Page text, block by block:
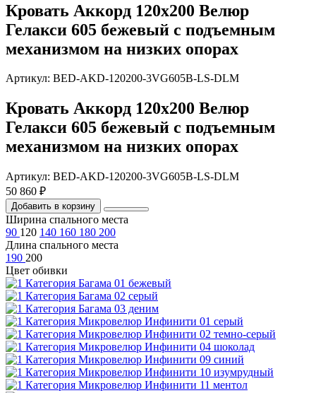
Кровать Аккорд 120х200 Велюр
Гелакси 605 бежевый с подъемным
механизмом на низких опорах
Артикул: BED-AKD-120200-3VG605B-LS-DLM
Кровать Аккорд 120х200 Велюр
Гелакси 605 бежевый с подъемным
механизмом на низких опорах
Артикул: BED-AKD-120200-3VG605B-LS-DLM
50 860 ₽
Добавить в корзину
Ширина спального места
90 120 140 160 180 200
Длина спального места
190 200
Цвет обивки